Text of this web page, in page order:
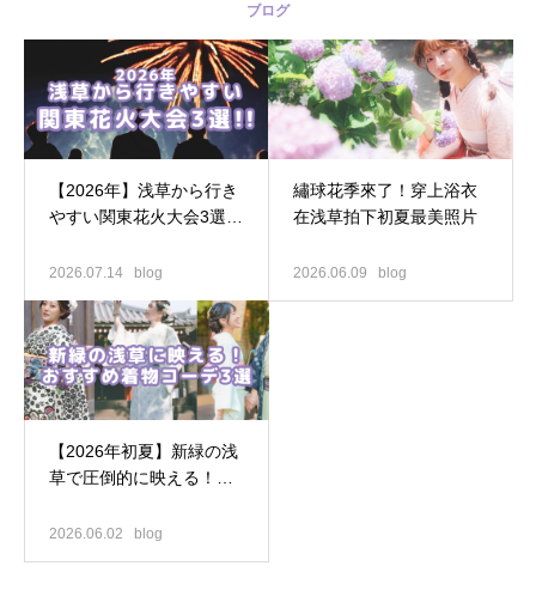
ブログ
【2026年】浅草から行き
やすい関東花火大会3選｜
出を
2026.07.14 blog
繡球花季來了！穿上浴衣
在浅草拍下初夏最美照片
2026.06.09 blog
【2026年初夏】新緑の浅
草で圧倒的に映える！お
2026.06.02 blog